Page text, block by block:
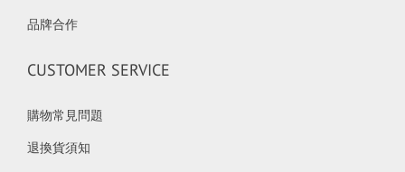
品牌合作
CUSTOMER SERVICE
購物常見問題
退換貨須知